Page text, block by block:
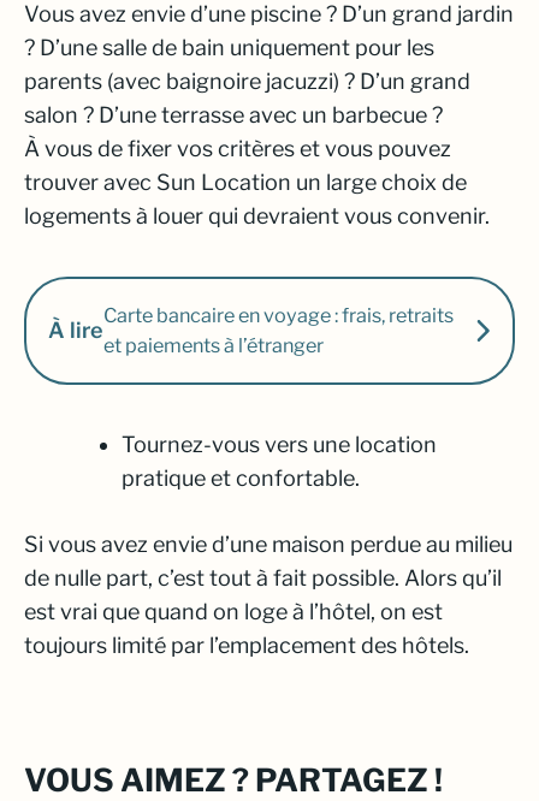
Vous avez envie d’une piscine ? D’un grand jardin
? D’une salle de bain uniquement pour les
parents (avec baignoire jacuzzi) ? D’un grand
salon ? D’une terrasse avec un barbecue ?
À vous de fixer vos critères et vous pouvez
trouver avec Sun Location un large choix de
logements à louer qui devraient vous convenir.
À lire
Carte bancaire en voyage : frais, retraits
et paiements à l’étranger
Tournez-vous vers une location
pratique et confortable.
Si vous avez envie d’une maison perdue au milieu
de nulle part, c’est tout à fait possible. Alors qu’il
est vrai que quand on loge à l’hôtel, on est
toujours limité par l’emplacement des hôtels.
VOUS AIMEZ ? PARTAGEZ !